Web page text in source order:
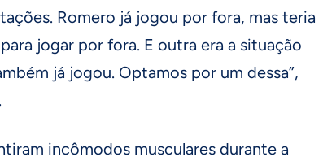
Romero já jogou por fora, mas teria
jogar por fora. E outra era a situação
já jogou. Optamos por um dessa”,
incômodos musculares durante a